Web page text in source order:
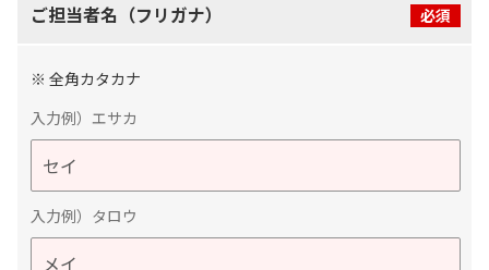
ご担当者名（フリガナ） 必須
※ 全角カタカナ
入力例）エサカ
入力例）タロウ